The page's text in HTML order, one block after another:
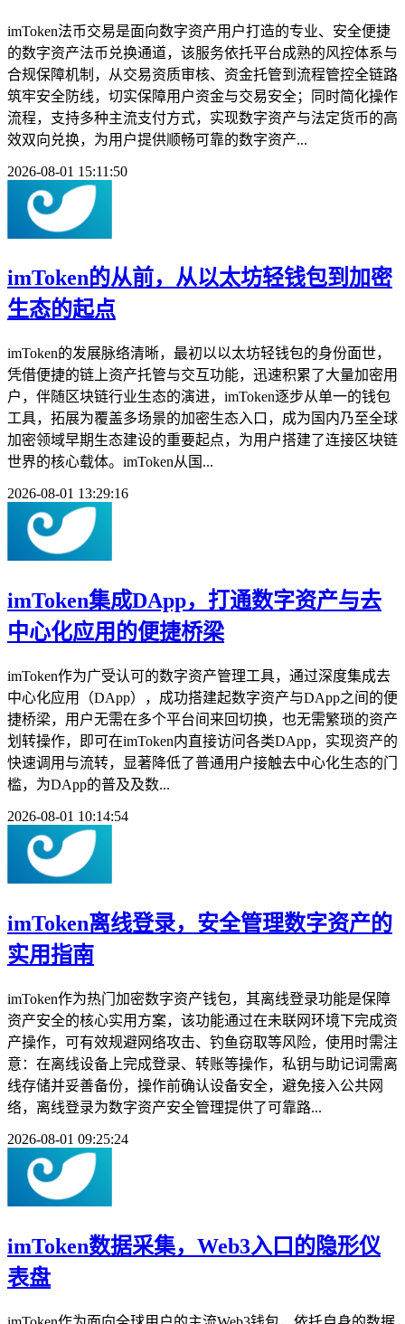
imToken法币交易是面向数字资产用户打造的专业、安全便捷
的数字资产法币兑换通道，该服务依托平台成熟的风控体系与
合规保障机制，从交易资质审核、资金托管到流程管控全链路
筑牢安全防线，切实保障用户资金与交易安全；同时简化操作
流程，支持多种主流支付方式，实现数字资产与法定货币的高
效双向兑换，为用户提供顺畅可靠的数字资产...
2026-08-01 15:11:50
imToken的从前，从以太坊轻钱包到加密
生态的起点
imToken的发展脉络清晰，最初以以太坊轻钱包的身份面世，
凭借便捷的链上资产托管与交互功能，迅速积累了大量加密用
户，伴随区块链行业生态的演进，imToken逐步从单一的钱包
工具，拓展为覆盖多场景的加密生态入口，成为国内乃至全球
加密领域早期生态建设的重要起点，为用户搭建了连接区块链
世界的核心载体。imToken从国...
2026-08-01 13:29:16
imToken集成DApp，打通数字资产与去
中心化应用的便捷桥梁
imToken作为广受认可的数字资产管理工具，通过深度集成去
中心化应用（DApp），成功搭建起数字资产与DApp之间的便
捷桥梁，用户无需在多个平台间来回切换，也无需繁琐的资产
划转操作，即可在imToken内直接访问各类DApp，实现资产的
快速调用与流转，显著降低了普通用户接触去中心化生态的门
槛，为DApp的普及及数...
2026-08-01 10:14:54
imToken离线登录，安全管理数字资产的
实用指南
imToken作为热门加密数字资产钱包，其离线登录功能是保障
资产安全的核心实用方案，该功能通过在未联网环境下完成资
产操作，可有效规避网络攻击、钓鱼窃取等风险，使用时需注
意：在离线设备上完成登录、转账等操作，私钥与助记词需离
线存储并妥善备份，操作前确认设备安全，避免接入公共网
络，离线登录为数字资产安全管理提供了可靠路...
2026-08-01 09:25:24
imToken数据采集，Web3入口的隐形仪
表盘